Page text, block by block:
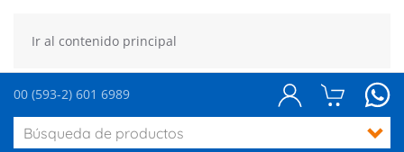
Ir al contenido principal
00 (593-2) 601 6989